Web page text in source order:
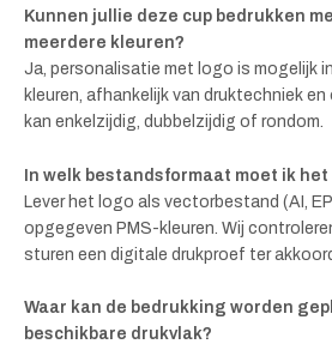
Kunnen jullie deze cup bedrukken
meerdere kleuren?
Ja, personalisatie met logo is mogelijk
kleuren, afhankelijk van druktechniek
kan enkelzijdig, dubbelzijdig of rondom.
In welk bestandsformaat moet ik
Lever het logo als vectorbestand (AI,
opgegeven PMS-kleuren. Wij
sturen een digitale drukproef ter
Waar kan de bedrukking worden
beschikbare drukvlak?